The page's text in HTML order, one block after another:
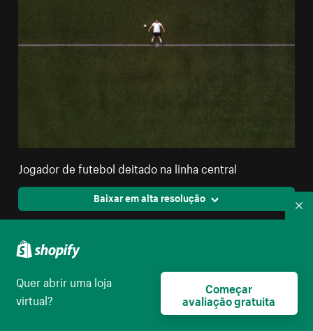
Jogador de futebol deitado na linha central
Baixar em alta resolução
Quer abrir uma loja
virtual?
Começar
avaliação gratuita